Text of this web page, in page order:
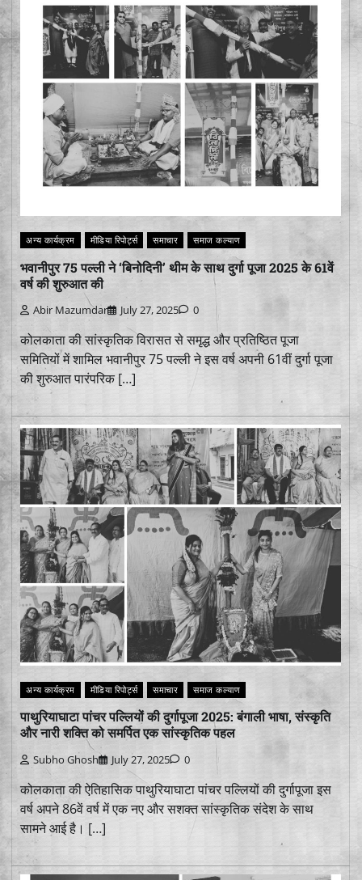
अन्य कार्यक्रम मीडिया रिपोर्ट्स समाचार समाज कल्याण
भवानीपुर 75 पल्ली ने ‘बिनोदिनी’ थीम के साथ दुर्गा पूजा 2025 के 61वें
वर्ष की शुरुआत की
Abir Mazumdar July 27, 2025 0
कोलकाता की सांस्कृतिक विरासत से समृद्ध और प्रतिष्ठित पूजा
समितियों में शामिल भवानीपुर 75 पल्ली ने इस वर्ष अपनी 61वीं दुर्गा पूजा
की शुरुआत पारंपरिक […]
अन्य कार्यक्रम मीडिया रिपोर्ट्स समाचार समाज कल्याण
पाथुरियाघाटा पांचर पल्लियों की दुर्गापूजा 2025: बंगाली भाषा, संस्कृति
और नारी शक्ति को समर्पित एक सांस्कृतिक पहल
Subho Ghosh July 27, 2025 0
कोलकाता की ऐतिहासिक पाथुरियाघाटा पांचर पल्लियों की दुर्गापूजा इस
वर्ष अपने 86वें वर्ष में एक नए और सशक्त सांस्कृतिक संदेश के साथ
सामने आई है। […]